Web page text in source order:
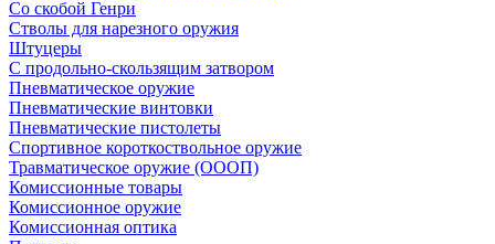
Со скобой Генри
Стволы для нарезного оружия
Штуцеры
С продольно-скользящим затвором
Пневматическое оружие
Пневматические винтовки
Пневматические пистолеты
Спортивное короткоствольное оружие
Травматическое оружие (ОООП)
Комиссионные товары
Комиссионное оружие
Комиссионная оптика